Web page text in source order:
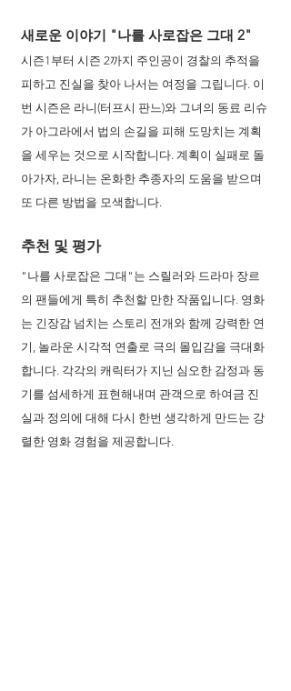
새로운 이야기 "나를 사로잡은 그대 2"
시즌1부터 시즌 2까지 주인공이 경찰의 추적을
피하고 진실을 찾아 나서는 여정을 그립니다. 이
번 시즌은 라니(터프시 판느)와 그녀의 동료 리슈
가 아그라에서 법의 손길을 피해 도망치는 계획
을 세우는 것으로 시작합니다. 계획이 실패로 돌
아가자, 라니는 온화한 추종자의 도움을 받으며
또 다른 방법을 모색합니다.
추천 및 평가
"나를 사로잡은 그대"는 스릴러와 드라마 장르
의 팬들에게 특히 추천할 만한 작품입니다. 영화
는 긴장감 넘치는 스토리 전개와 함께 강력한 연
기, 놀라운 시각적 연출로 극의 몰입감을 극대화
합니다. 각각의 캐릭터가 지닌 심오한 감정과 동
기를 섬세하게 표현해내며 관객으로 하여금 진
실과 정의에 대해 다시 한번 생각하게 만드는 강
렬한 영화 경험을 제공합니다.